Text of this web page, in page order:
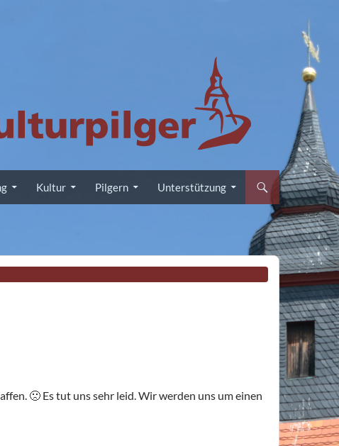
Kultur Pilgern Unterstützung
🙁 Es tut uns sehr leid. Wir werden uns um einen